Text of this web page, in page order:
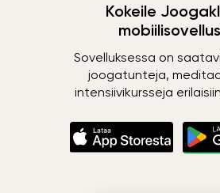
Kokeile
Sovelluksessa on
joogatunteja,
intensiivikursseja